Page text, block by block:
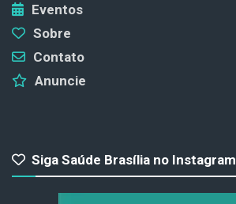
Eventos
Sobre
Contato
Anuncie
Siga Saúde Brasília no Instagram